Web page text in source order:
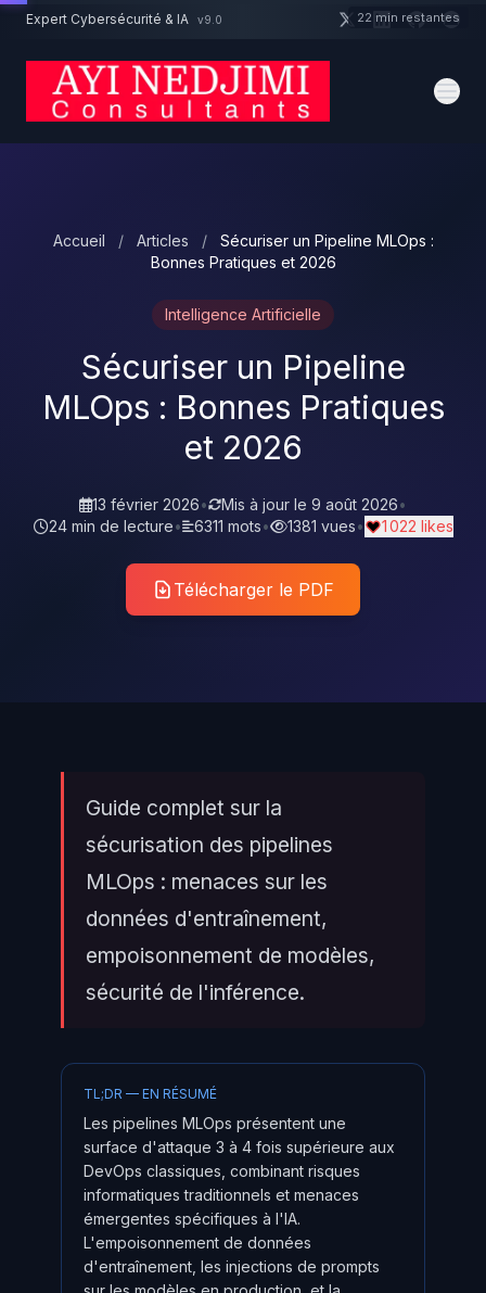
Aller au contenu principal
Expert Cybersécurité & IA v9.0
Accueil / Articles /
Sécuriser un Pipeline MLOps :
Bonnes Pratiques et 2026
Intelligence Artificielle
Sécuriser un Pipeline
MLOps : Bonnes Pratiques
et 2026
13 février 2026• Mis à jour le 9 août 2026•
24 min de lecture• 6311 mots• 1381 vues• 1 022 likes
Télécharger le PDF
Guide complet sur la
sécurisation des pipelines
MLOps : menaces sur les
données d'entraînement,
empoisonnement de modèles,
sécurité de l'inférence.
TL;DR — EN RÉSUMÉ
Les pipelines MLOps présentent une
surface d'attaque 3 à 4 fois supérieure aux
DevOps classiques, combinant risques
informatiques traditionnels et menaces
émergentes spécifiques à l'IA.
L'empoisonnement de données
d'entraînement, les injections de prompts
Un projet cybersécurité ? 22 min restantes